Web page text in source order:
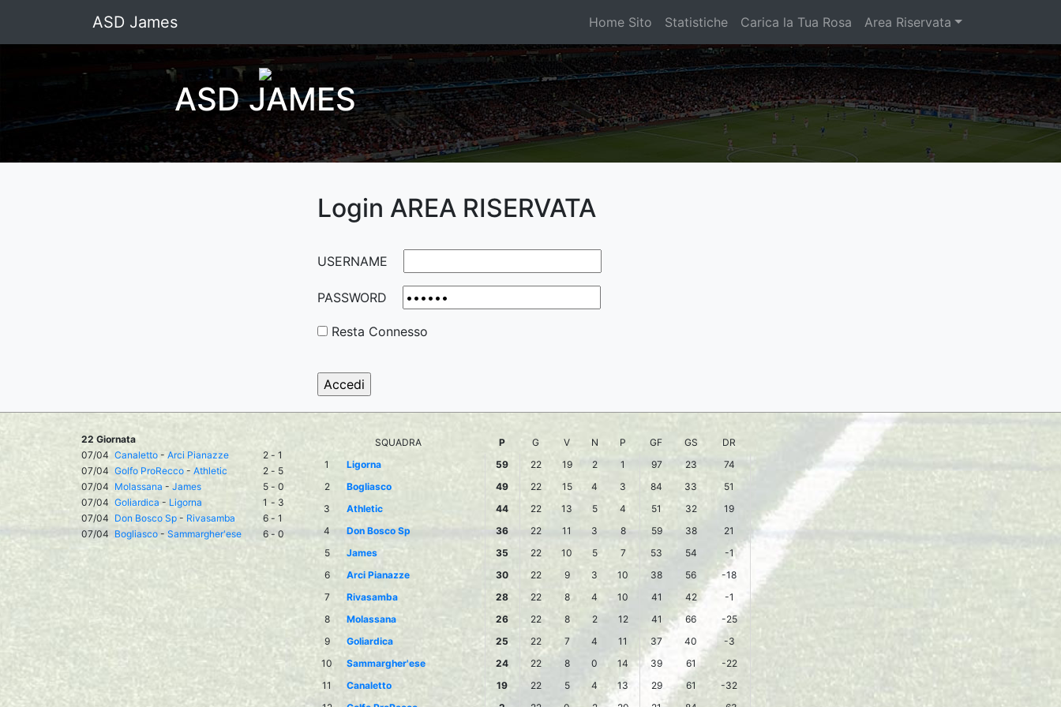
ASD James Home Sito Statistiche Carica la Tua Rosa Area Riservata
ASD JAMES
Login AREA RISERVATA
USERNAME
PASSWORD
Resta Connesso
22 Giornata
07/04 Canaletto - Arci Pianazze 2 - 1
07/04 Golfo ProRecco - Athletic 2 - 5
07/04 Molassana - James 5 - 0
07/04 Goliardica - Ligorna 1 - 3
07/04 Don Bosco Sp - Rivasamba 6 - 1
07/04 Bogliasco - Sammargher'ese 6 - 0
SQUADRA P G V N P GF GS
DR
1
Ligorna 59 22 19 2 1 97 23
74
2
Bogliasco 49 22 15 4 3 84 33
51
3
Athletic 44 22 13 5 4 51 32
19
4
Don Bosco Sp 36 22 11 3 8 59 38
21
5
James 35 22 10 5 7 53 54
-1
6
Arci Pianazze 30 22 9 3 10 38 56
-18
7
Rivasamba 28 22 8 4 10 41 42
-1
8
Molassana 26 22 8 2 12 41 66
-25
9
Goliardica 25 22 7 4 11 37 40
-3
10
Sammargher'ese 24 22 8 0 14 39 61
-22
11
Canaletto 19 22 5 4 13 29 61
-32